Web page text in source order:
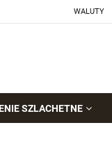
WALUTY
SZLACHETNE